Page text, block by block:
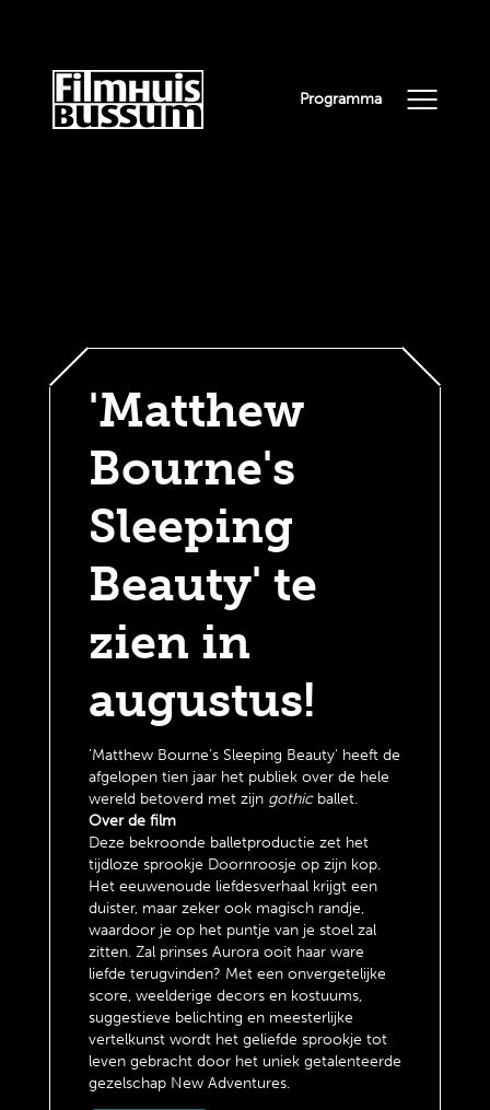
Programma
'Matthew
Bourne's
Sleeping
Beauty' te
zien in
augustus!
'Matthew Bourne's Sleeping Beauty' heeft de
afgelopen tien jaar het publiek over de hele
wereld betoverd met zijn gothicballet.
Over de film
Deze bekroonde balletproductie zet het
tijdloze sprookje Doornroosje op zijn kop.
Het eeuwenoude liefdesverhaal krijgt een
duister, maar zeker ook magisch randje,
waardoor je op het puntje van je stoel zal
zitten. Zal prinses Aurora ooit haar ware
liefde terugvinden? Met een onvergetelijke
score, weelderige decors en kostuums,
suggestieve belichting en meesterlijke
vertelkunst wordt het geliefde sprookje tot
leven gebracht door het uniek getalenteerde
gezelschap New Adventures.